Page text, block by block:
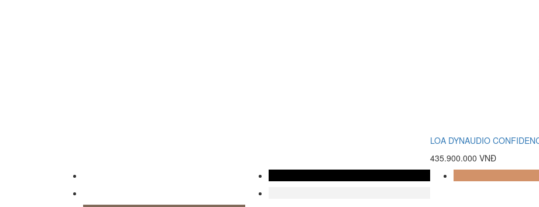
LOA DYNAUDIO
435.900.000 VNĐ